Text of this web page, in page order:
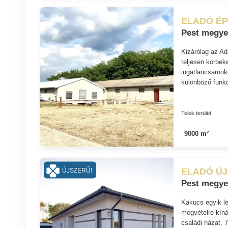
ELADÓ
Pest
Kizárólag az
teljesen
különböző
Telek terület
9000 m²
ELADÓ
Pest
Kakucs egyik
megvételre
családi házat,
ÚJSZERŰ!